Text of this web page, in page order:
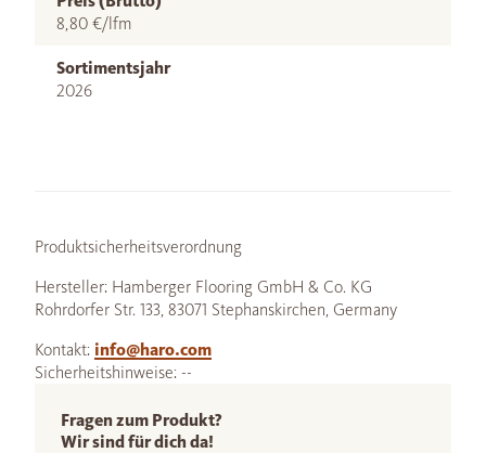
8,80 €/lfm
Sortimentsjahr
2026
Produktsicherheitsverordnung
Hersteller: Hamberger Flooring GmbH & Co. KG
Rohrdorfer Str. 133, 83071 Stephanskirchen, Germany
Kontakt: info@haro.com
Sicherheitshinweise: --
Fragen zum Produkt?
Wir sind für dich da!